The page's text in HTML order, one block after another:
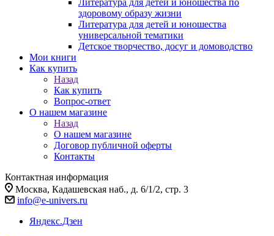
Литература для детей и юношества по
здоровому образу жизни
Литература для детей и юношества
универсальной тематики
Детское творчество, досуг и домоводство
Мои книги
Как купить
Назад
Как купить
Вопрос-ответ
О нашем магазине
Назад
О нашем магазине
Договор публичной оферты
Контакты
Контактная информация
Москва, Кадашевская наб., д. 6/1/2, стр. 3
info@e-univers.ru
Яндекс.Дзен